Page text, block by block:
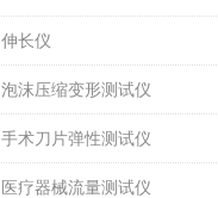
伸长仪
泡沫压缩变形测试仪
手术刀片弹性测试仪
医疗器械流量测试仪